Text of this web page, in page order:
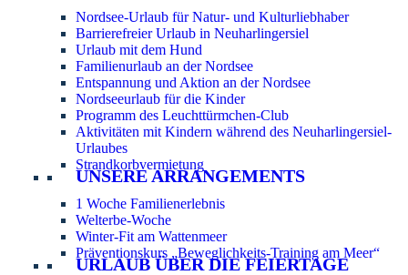
Nordsee-Urlaub für Natur- und Kulturliebhaber
Barrierefreier Urlaub in Neuharlingersiel
Urlaub mit dem Hund
Familienurlaub an der Nordsee
Entspannung und Aktion an der Nordsee
Nordseeurlaub für die Kinder
Programm des Leuchttürmchen-Club
Aktivitäten mit Kindern während des Neuharlingersiel-
Urlaubes
Strandkorbvermietung
UNSERE ARRANGEMENTS
1 Woche Familienerlebnis
Welterbe-Woche
Winter-Fit am Wattenmeer
Präventionskurs „Beweglichkeits-Training am Meer“
URLAUB ÜBER DIE FEIERTAGE